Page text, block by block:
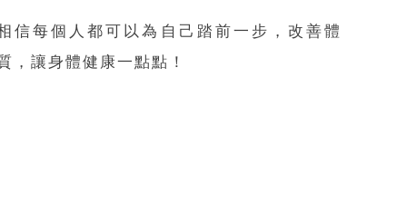
信每個人都可以為自己踏前一步，改善體
，讓身體健康一點點！